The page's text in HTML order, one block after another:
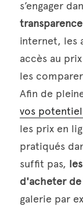
s’engager
internet, les
accès au
les
Afin de
vos
les prix en
pratiqués
suffit pas,
d'acheter de
galerie par